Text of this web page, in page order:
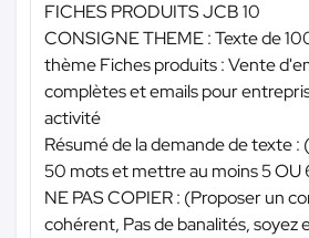
FICHES PRODUITS JCB 10
CONSIGNE THEME : Texte de
thème Fiches produits : Vente
complètes et emails pour
activité
Résumé de la demande de texte :
50 mots et mettre au moins 5 OU
NE PAS COPIER : (Proposer un
cohérent, Pas de banalités, soyez